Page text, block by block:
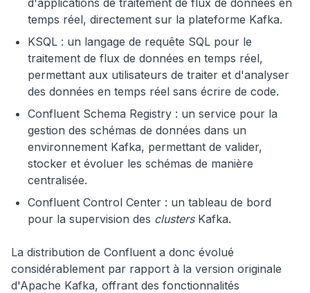
d'applications de traitement de flux de données en
temps réel, directement sur la plateforme Kafka.
KSQL : un langage de requête SQL pour le
traitement de flux de données en temps réel,
permettant aux utilisateurs de traiter et d'analyser
des données en temps réel sans écrire de code.
Confluent Schema Registry : un service pour la
gestion des schémas de données dans un
environnement Kafka, permettant de valider,
stocker et évoluer les schémas de manière
centralisée.
Confluent Control Center : un tableau de bord
pour la supervision des clustersKafka.
La distribution de Confluent a donc évolué
considérablement par rapport à la version originale
d'Apache Kafka, offrant des fonctionnalités